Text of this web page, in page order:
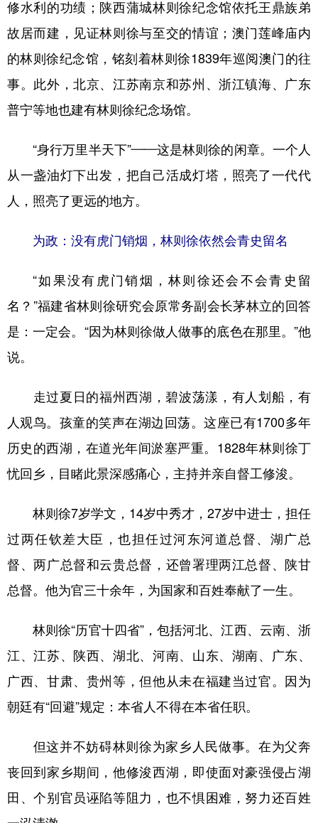
修水利的功绩；陕西蒲城林则徐纪念馆依托王鼎族弟
故居而建，见证林则徐与至交的情谊；澳门莲峰庙内
的林则徐纪念馆，铭刻着林则徐1839年巡阅澳门的往
事。此外，北京、江苏南京和苏州、浙江镇海、广东
普宁等地也建有林则徐纪念场馆。
“身行万里半天下”——这是林则徐的闲章。一个人
从一盏油灯下出发，把自己活成灯塔，照亮了一代代
人，照亮了更远的地方。
为政：没有虎门销烟，林则徐依然会青史留名
“如果没有虎门销烟，林则徐还会不会青史留
名？”福建省林则徐研究会原常务副会长茅林立的回答
是：一定会。“因为林则徐做人做事的底色在那里。”他
说。
走过夏日的福州西湖，碧波荡漾，有人划船，有
人观鸟。孩童的笑声在湖边回荡。这座已有1700多年
历史的西湖，在道光年间淤塞严重。1828年林则徐丁
忧回乡，目睹此景深感痛心，主持并亲自督工修浚。
林则徐7岁学文，14岁中秀才，27岁中进士，担任
过两任钦差大臣，也担任过河东河道总督、湖广总
督、两广总督和云贵总督，还曾署理两江总督、陕甘
总督。他为官三十余年，为国家和百姓奉献了一生。
林则徐“历官十四省”，包括河北、江西、云南、浙
江、江苏、陕西、湖北、河南、山东、湖南、广东、
广西、甘肃、贵州等，但他从未在福建当过官。因为
朝廷有“回避”规定：本省人不得在本省任职。
但这并不妨碍林则徐为家乡人民做事。在为父奔
丧回到家乡期间，他修浚西湖，即使面对豪强侵占湖
田、个别官员诬陷等阻力，也不惧困难，努力还百姓